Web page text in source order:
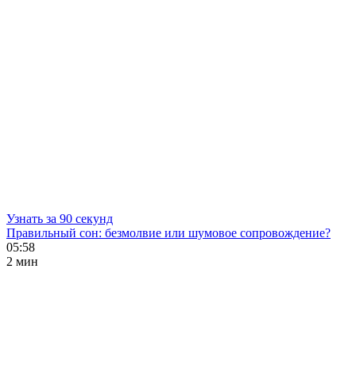
Узнать за 90 секунд
Правильный сон: безмолвие или шумовое сопровождение?
05:58
2 мин